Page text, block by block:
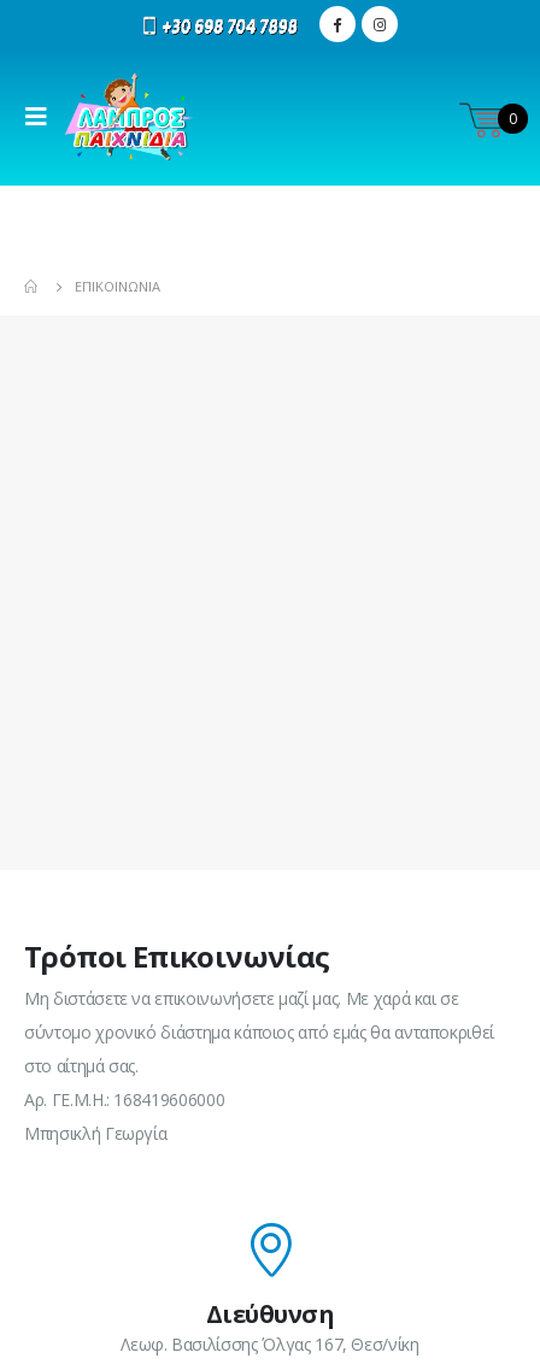
0
ΕΠΙΚΟΙΝΩΝΊΑ
Τρόποι Επικοινωνίας
Μη διστάσετε να επικοινωνήσετε μαζί μας. Με χαρά και σε
σύντομο χρονικό διάστημα κάποιος από εμάς θα ανταποκριθεί
στο αίτημά σας.
Αρ. ΓΕ.Μ.Η.: 168419606000
Μπησικλή Γεωργία
Διεύθυνση
Λεωφ. Βασιλίσσης Όλγας 167, Θεσ/νίκη